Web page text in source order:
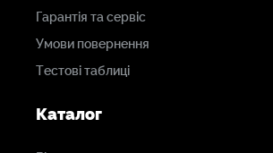
Гарантія та сервіс
Умови повернення
Тестові таблиці
Каталог